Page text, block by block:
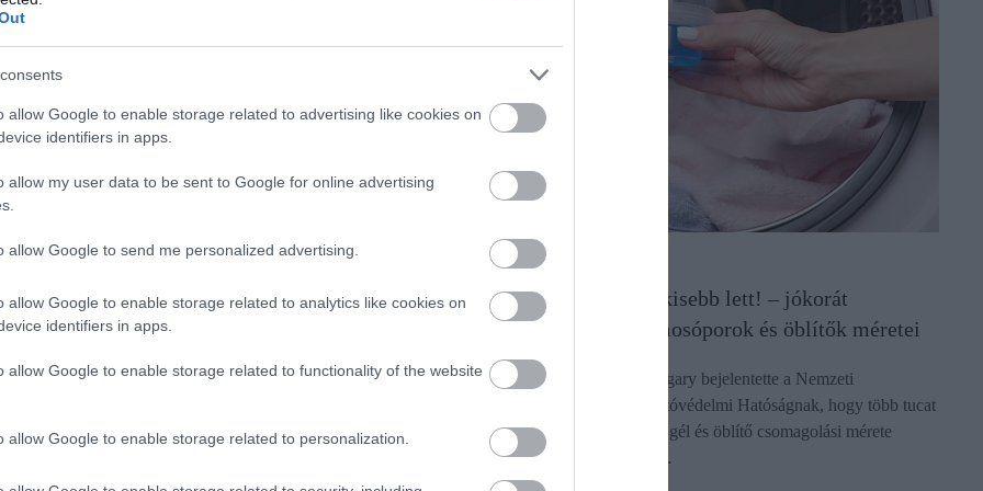
allow Google to enable storage related to advertising like cookies on
identifiers in apps.
allow my user data to be sent to Google for online advertising
allow Google to send me personalized advertising.
allow Google to enable storage related to analytics like cookies on
identifiers in apps.
allow Google to enable storage related to functionality of the website
allow Google to enable storage related to personalization.
PIACOK
Így áll az infláció elleni harc, kijöttek a friss
adatok
2025. márciusban a fogyasztói árak átlagosan 4,7%-kal haladták
nem változtak az árak, jelentette a KSH.
FOGYASZTÓVÉDELEM
Vigyázat, a termék kisebb lett! – jókorát
csökkennek egyes mosóporok és öblítők méretei
A Procter & Gamble Hungary bejelentette a Nemzeti
Kereskedelmi és Fogyasztóvédelmi Hatóságnak, hogy több tucat
Ariel mosószer, kapszula, gél és öblítő csomagolási mérete
csökken a közeljövőben…